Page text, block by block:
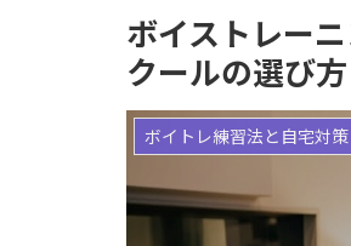
ボイストレー
クールの選び方
ボイトレ練習法と自宅対策